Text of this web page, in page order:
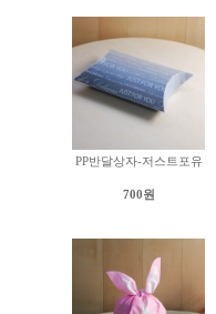
PP반달상자-저스트포유
700원